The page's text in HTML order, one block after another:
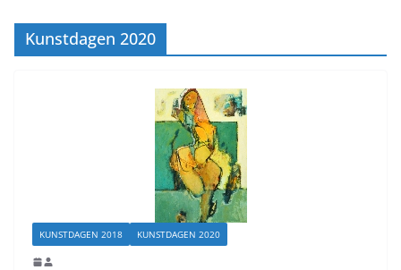
Kunstdagen 2020
KUNSTDAGEN 2018 KUNSTDAGEN 2020